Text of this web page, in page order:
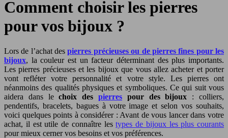
Comment choisir les pierres
pour vos bijoux ?
Lors de l’achat despierres précieuses ou de pierres fines pour les
bijoux, la couleur est un facteur déterminant des plus importants.
Les pierres précieuses et les bijoux que vous allez acheter et porter
vont refléter votre personnalité et votre style. Les pierres ont
néanmoins des qualités physiques et symboliques. Ce qui suit vous
aidera dans lechoix despierres pour des bijoux : colliers,
pendentifs, bracelets, bagues à votre image et selon vos souhaits,
voici quelques points à considérer : Avant de vous lancer dans votre
achat, il est utile de connaître lestypes de bijoux les plus courants
pour mieux cerner vos besoins et vos préférences.